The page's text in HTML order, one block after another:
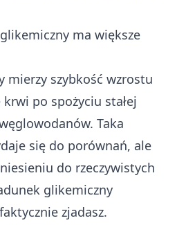
ma większe
mierzy szybkość wzrostu
po spożyciu stałej
Taka
się do porównań, ale
do rzeczywistych
glikemiczny
zjadasz.